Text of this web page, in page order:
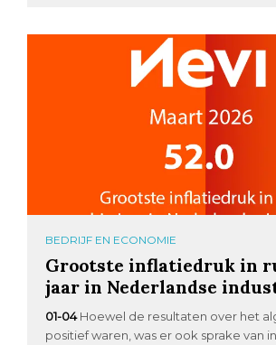
BEDRIJF EN ECONOMIE
Grootste inflatiedruk in
jaar in Nederlandse
01-04 Hoewel de resultaten over het
positief waren, was er ook sprake van